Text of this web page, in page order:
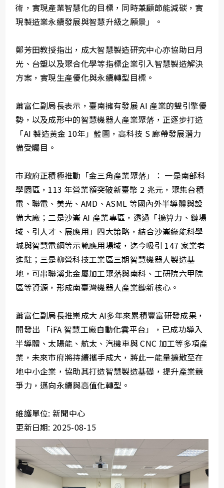
術，實現產業智慧化的目標，同時兼顧節能減碳，實
現製造業永續發展與智慧升級之願景」。
鄭芳田教授指出，成大智慧製造研究中心亦協助日月
光、台塑以及聚合化學等指標企業引入智慧製造解決
方案，實現生產優化與永續轉型目標。
蕭富仁副局長表示，臺南擁有發展 AI 產業的雙引擎優
勢，以及成形中的智慧機器人產業聚落，正逐步打造
「AI 製造黃金 10年」藍圖，高科技 S 廊帶發展潛力
備受矚目。
市政府正積極推動「金三角產業聚落」： 一是南部科
學園區，113 年營業額突破新臺幣 2 兆元，聚集台積
電、聯電、美光、AMD、ASML 等國內外半導體與設
備大廠；二是沙崙 AI 產業專區，透過「擴算力、鏈場
域、引人才、展應用」四大策略，結合沙崙綠能科學
城與智慧電網等示範應用場域，迄今吸引 147 家業者
進駐；三是柳營科技工業區三期智慧機器人製造基
地，可串聯溪北金屬加工聚落與南科、工研院六甲院
區等資源，形成南臺灣機器人產業鏈新核心。
蕭富仁副局長推崇成大 AI多年來累積豐富研發成果，
開發出 「iFA 智慧工廠自動化雲平台」，已成功導入
半導體、太陽能、航太、汽機車與 CNC 加工等多項產
業，未來市府將持續攜手成大，將此一能量擴散至在
地中小企業，協助其打造智慧製造基礎，提升產業競
爭力，邁向永續與高值化轉型。
維護單位: 新聞中心
更新日期: 2025-08-15